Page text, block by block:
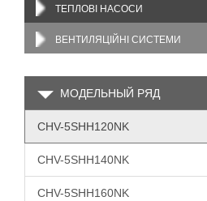
ТЕПЛОВІ НАСОСИ
ВЕНТИЛЯЦІЙНІ СИСТЕМИ
МОДЕЛЬНЫЙ РЯД
CHV-5SHH120NK
CHV-5SHH140NK
CHV-5SHH160NK